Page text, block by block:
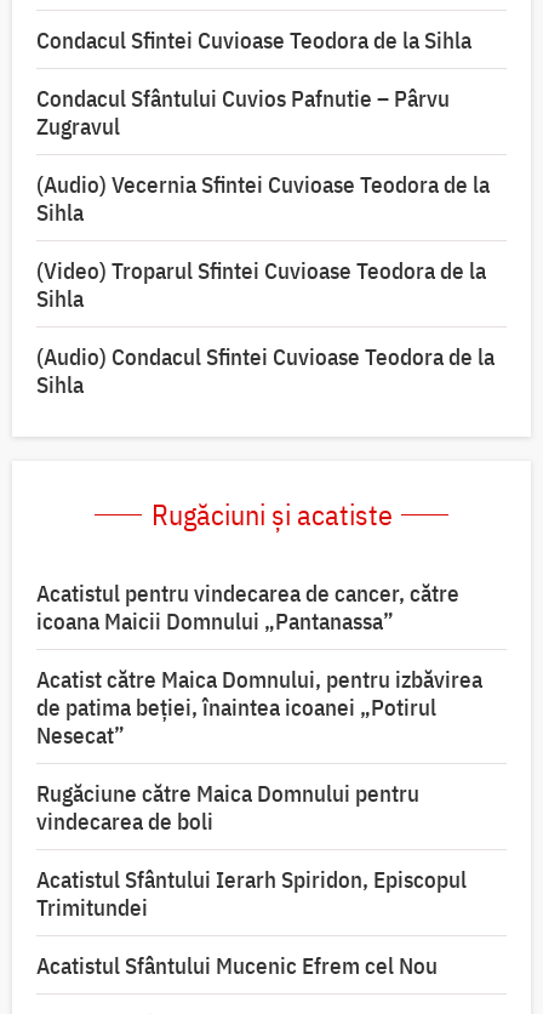
Condacul Sfintei Cuvioase Teodora de la Sihla
Condacul Sfântului Cuvios Pafnutie – Pârvu
Zugravul
(Audio) Vecernia Sfintei Cuvioase Teodora de la
Sihla
(Video) Troparul Sfintei Cuvioase Teodora de la
Sihla
(Audio) Condacul Sfintei Cuvioase Teodora de la
Sihla
Rugăciuni și acatiste
Acatistul pentru vindecarea de cancer, către
icoana Maicii Domnului „Pantanassa”
Acatist către Maica Domnului, pentru izbăvirea
de patima beției, înaintea icoanei „Potirul
Nesecat”
Rugăciune către Maica Domnului pentru
vindecarea de boli
Acatistul Sfântului Ierarh Spiridon, Episcopul
Trimitundei
Acatistul Sfântului Mucenic Efrem cel Nou